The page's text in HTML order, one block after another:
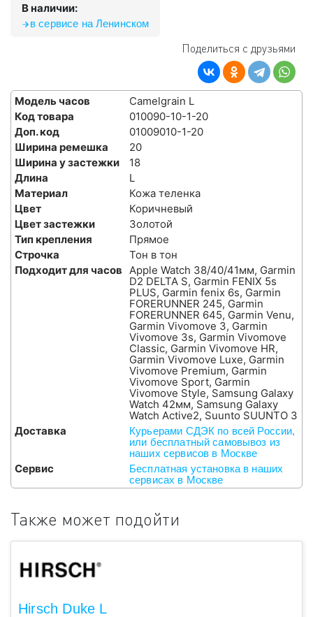
В наличии:
в сервисе на Ленинском
Поделиться с друзьями
Модель часов
Camelgrain L
Код товара
010090-10-1-20
Доп. код
01009010-1-20
Ширина ремешка
20
Ширина у застежки
18
Длина
L
Материал
Кожа теленка
Цвет
Коричневый
Цвет застежки
Золотой
Тип крепления
Прямое
Строчка
Тон в тон
Подходит для часов
Apple Watch 38/40/41мм, Garmin
D2 DELTA S, Garmin FENIX 5s
PLUS, Garmin fenix 6s, Garmin
FORERUNNER 245, Garmin
FORERUNNER 645, Garmin Venu,
Garmin Vivomove 3, Garmin
Vivomove 3s, Garmin Vivomove
Classic, Garmin Vivomove HR,
Garmin Vivomove Luxe, Garmin
Vivomove Premium, Garmin
Vivomove Sport, Garmin
Vivomove Style, Samsung Galaxy
Watch 42мм, Samsung Galaxy
Watch Active2, Suunto SUUNTO 3
Доставка
Курьерами СДЭК по всей России,
или бесплатный самовывоз из
наших сервисов в Москве
Сервис
Бесплатная установка в наших
сервисах в Москве
Также может подойти
Hirsch Duke L